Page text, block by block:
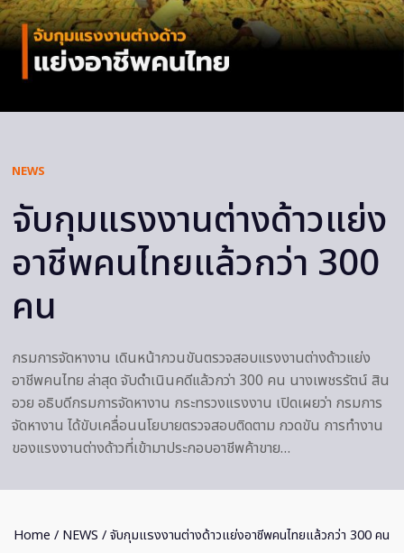
NEWS
จับกุมแรงงานต่างด้าวแย่ง
อาชีพคนไทยแล้วกว่า 300
คน
กรมการจัดหางาน เดินหน้ากวนขันตรวจสอบแรงงานต่างด้าวแย่ง
อาชีพคนไทย ล่าสุด จับดำเนินคดีแล้วกว่า 300 คน นางเพชรรัตน์ สิน
อวย อธิบดีกรมการจัดหางาน กระทรวงแรงงาน เปิดเผยว่า กรมการ
จัดหางาน ได้ขับเคลื่อนนโยบายตรวจสอบติดตาม กวดขัน การทำงาน
ของแรงงานต่างด้าวที่เข้ามาประกอบอาชีพค้าขาย…
Home / NEWS / จับกุมแรงงานต่างด้าวแย่งอาชีพคนไทยแล้วกว่า 300 คน